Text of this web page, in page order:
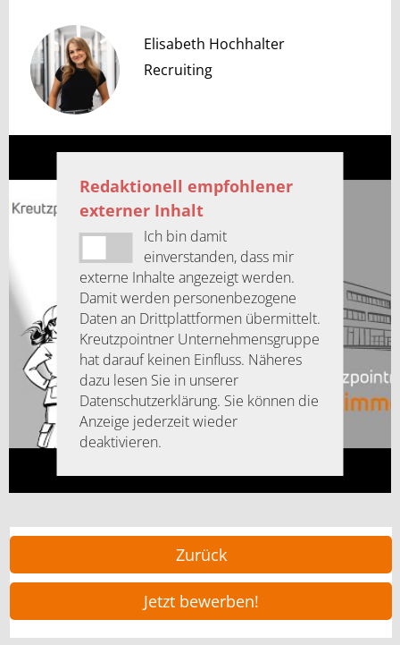
Zurück
Jetzt bewerben!
Elisabeth Hochhalter
Recruiting
Redaktionell empfohlener
externer Inhalt
Ich bin damit
einverstanden, dass mir
externe Inhalte angezeigt werden.
Damit werden personenbezogene
Daten an Drittplattformen übermittelt.
Kreutzpointner Unternehmensgruppe
hat darauf keinen Einfluss. Näheres
dazu lesen Sie in unserer
Datenschutzerklärung. Sie können die
Anzeige jederzeit wieder
deaktivieren.